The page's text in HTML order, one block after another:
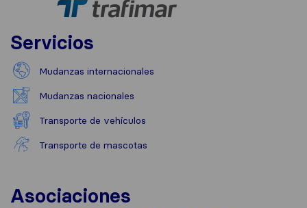
Servicios
Mudanzas internacionales
Mudanzas nacionales
Transporte de vehículos
Transporte de mascotas
Asociaciones